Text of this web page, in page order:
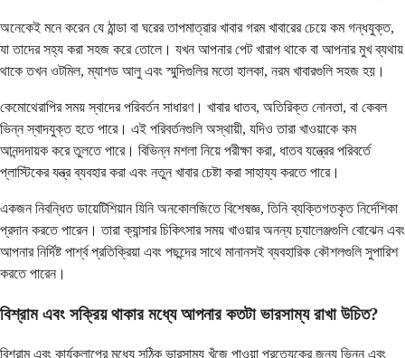
অনেকেই মনে করেন যে ঠান্ডা বা ঘরের তাপমাত্রার খাবার গরম খাবারের চেয়ে কম গন্ধযুক্ত,
যা তাদের সহ্য করা সহজ করে তোলে। যখন আপনার পেট খারাপ থাকে বা আপনার মুখ ব্যথায়
থাকে তখন ওটমিল, ম্যাশড আলু এবং স্মুদিগুলির মতো হালকা, নরম খাবারগুলি সহজ হয়।
কেমোথেরাপির সময় স্বাদের পরিবর্তন সাধারণ। খাবার ধাতব, অতিরিক্ত নোনতা, বা কেবল
ভিন্ন স্বাদযুক্ত হতে পারে। এই পরিবর্তনগুলি অস্থায়ী, যদিও তারা খাওয়াকে কম
আনন্দদায়ক করে তুলতে পারে। বিভিন্ন মশলা নিয়ে পরীক্ষা করা, ধাতব যন্ত্রের পরিবর্তে
প্লাস্টিকের যন্ত্র ব্যবহার করা এবং নতুন খাবার চেষ্টা করা সাহায্য করতে পারে।
একজন নিবন্ধিত ডায়েটিশিয়ান যিনি অনকোলজিতে বিশেষজ্ঞ, তিনি ব্যক্তিগতকৃত নির্দেশিকা
প্রদান করতে পারেন। তারা ক্যান্সার চিকিৎসার সময় খাওয়ার অনন্য চ্যালেঞ্জগুলি বোঝেন এবং
আপনার নির্দিষ্ট পার্শ্ব প্রতিক্রিয়া এবং পছন্দের সাথে মানানসই ব্যবহারিক কৌশলগুলি সুপারিশ
করতে পারেন।
বিশ্রাম এবং সক্রিয় থাকার মধ্যে আপনার কতটা ভারসাম্য রাখা উচিত?
বিশ্রাম এবং কার্যকলাপের মধ্যে সঠিক ভারসাম্য খুঁজে পাওয়া প্রত্যেকের জন্য ভিন্ন এবং